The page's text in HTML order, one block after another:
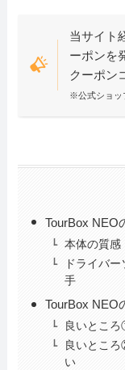
当サイト
ーポンを
クーポン
※公式ショッ
TourBox NEO
本体の質感
ドライバ
手
TourBox NEO
良いとこ
良いとこ
い